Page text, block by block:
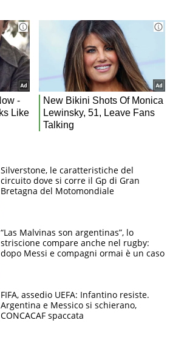
Silverstone, le caratteristiche del
circuito dove si corre il Gp di Gran
Bretagna del Motomondiale
“Las Malvinas son argentinas”, lo
striscione compare anche nel rugby:
dopo Messi e compagni ormai è un caso
FIFA, assedio UEFA: Infantino resiste.
Argentina e Messico si schierano,
CONCACAF spaccata